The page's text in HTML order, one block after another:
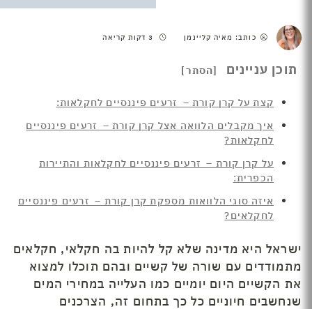
כותב: מאיה קליינמן
תוכן עניינים
קצת על קרן קורת – זרעים פיננסיים לחקלאות:
איך מקבלים הלוואה אצל קרן קורת – זרעים פיננסיים
לחקלאות?
על קרן קורת – זרעים פיננסיים לחקלאות והתיירות
הכפרית:
איזה סוגי הלוואות מספקת קרן קורת – זרעים פיננסיים
לחקלאים?
ישראל היא מדינה שלא קל להיות בה חקלאי, חקלאים
מתמודדים עם שורה של קשיים ובהם תוכלו למצוא
את הקשיים היום יומיים כמו העלייה במחירי המים
שנחשבים חיוניים כל כך בתחום זה, הצרכנים